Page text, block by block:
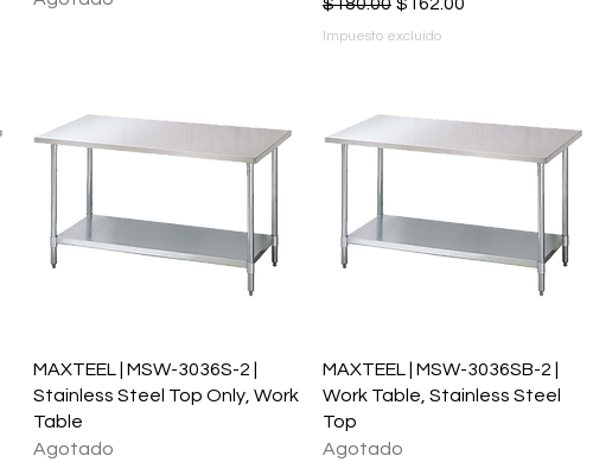
Impuesto excluido
Vista rápida
MAXTEEL | MSW-3036S-2 |
Stainless Steel Top Only, Work
Table
Agotado
Vista rápida
MAXTEEL | MSW-3036SB-2 |
Work Table, Stainless Steel
Top
Agotado